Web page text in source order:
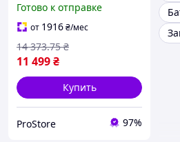
хранения и защиты
Готово к отправке
от 1916₴/мес
11 499₴
14 373.75 ₴
Купить
ProStore 97%